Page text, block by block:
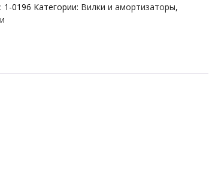
1-0196 Категории: Вилки и амортизаторы,